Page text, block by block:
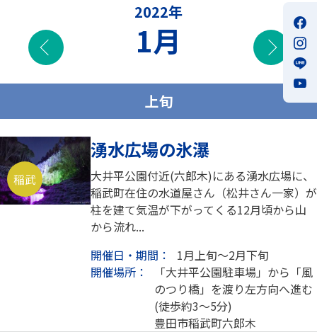
2022年
1月 次の
上旬
稲武
湧水広場の氷瀑
大井平公園付近(六郎木)にある湧水広場に、
稲武町在住の水道屋さん（松井さん一家）が
柱を建て気温が下がってくる12月頃から山
から流れ...
開催日・期間：
1月上旬～2月下旬
開催場所：
「大井平公園駐車場」から「風
のつり橋」を渡り左方向へ進む
(徒歩約3～5分)
豊田市稲武町六郎木